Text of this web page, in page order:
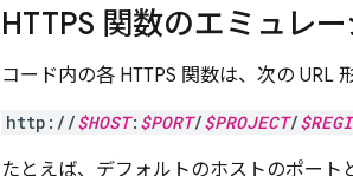
HTTPS 関数のエミュレ
コード内の各 HTTPS 関数は、次の URL
http://$HOST: $PORT/$PROJECT/
たとえば、デフォルトのホストのポー